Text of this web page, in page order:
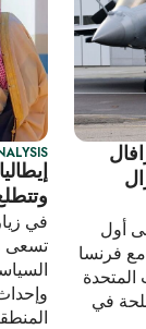
أول
فرنسا
في
في
تسعى